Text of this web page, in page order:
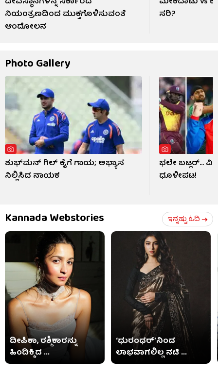
ನಿಯಂತ್ರಣದಿಂದ ಮುಕ್ತಗೊಳಿಸುವಂತೆ
ಆಂದೋಲನ
ಸರಿ?
Photo Gallery
ಶುಭ್​ಮನ್ ಗಿಲ್ ಕೈಗೆ ಗಾಯ; ಅಭ್ಯಾಸ
ನಿಲ್ಲಿಸಿದ ನಾಯಕ
ಭಲೇ ಬಟ್ಲರ್...
ಧೂಳೀಪಟ!
Kannada Webstories ಇನ್ನಷ್ಟು ಓದಿ
ದೀಪಿಕಾ, ರಶ್ಮಿಕಾರನ್ನು
ಹಿಂದಿಕ್ಕಿದ ...
‘ಧುರಂಧರ್’ನಿಂದ
ಲಾಭವಾಗಲಿಲ್ಲ ನಟಿ ...